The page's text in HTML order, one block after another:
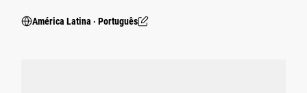
América Latina ‧ Português